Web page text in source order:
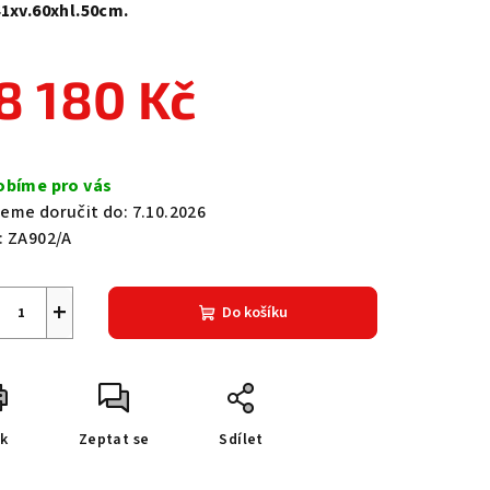
180 Kč
pro vás
doručit do: 7.10.2026
ZA902/A
+ Do košíku
Zeptat se Sdílet